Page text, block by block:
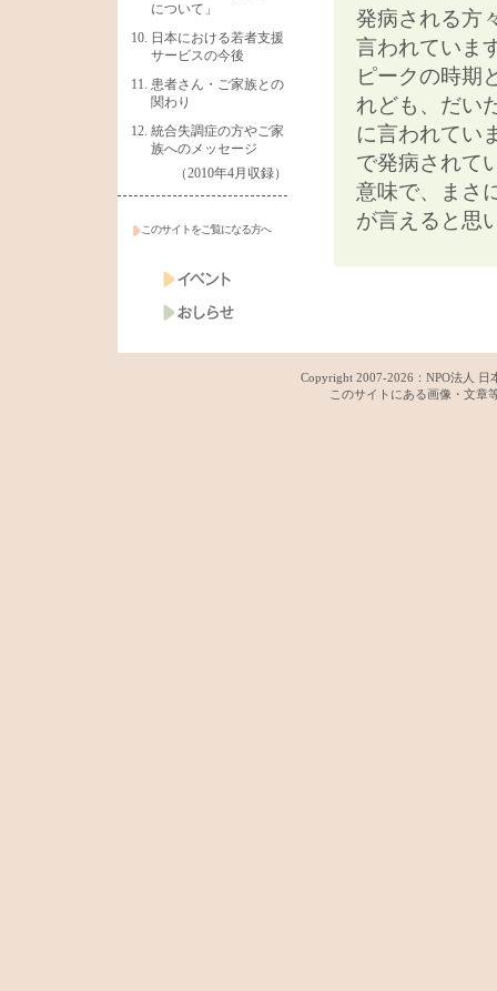
について」
日本における若者支援
サービスの今後
患者さん・ご家族との
関わり
統合失調症の方やご家
族へのメッセージ
（2010年4月収録）
このサイトをご覧になる方へ
発病される方
言われていま
ピークの時期
れども、だい
に言われてい
で発病されて
意味で、まさ
が言えると思
Copyright 2007-2026： NPO法人 日
このサイトにある画像・文章